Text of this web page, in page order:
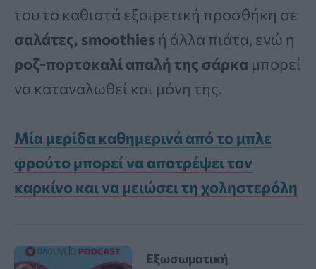
του το καθιστά εξαιρετική προσθήκη σε
σαλάτες, smoothies ή άλλα πιάτα, ενώ η
ροζ-πορτοκαλί απαλή της σάρκα μπορεί
να καταναλωθεί και μόνη της.
Μία μερίδα καθημερινά από το μπλε
φρούτο μπορεί να αποτρέψει τον
καρκίνο και να μειώσει τη χοληστερόλη
Εξωσωματική